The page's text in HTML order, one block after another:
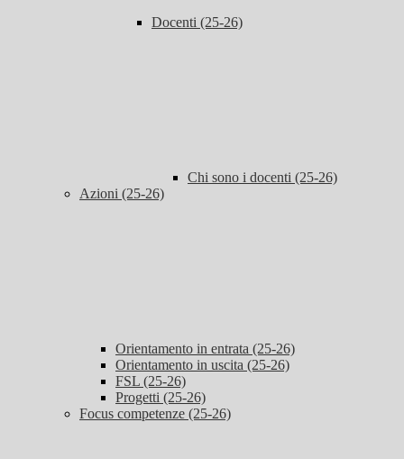
Docenti (25-26)
Chi sono i docenti (25-26)
Azioni (25-26)
Orientamento in entrata (25-26)
Orientamento in uscita (25-26)
FSL (25-26)
Progetti (25-26)
Focus competenze (25-26)